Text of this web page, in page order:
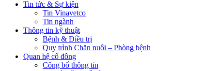
Tin tức & Sự kiện
Tin Vinavetco
Tin ngành
Thông tin kỹ thuật
Bệnh & Điều trị
Quy trình Chăn nuôi – Phòng bệnh
Quan hệ cổ đông
Công bố thông tin